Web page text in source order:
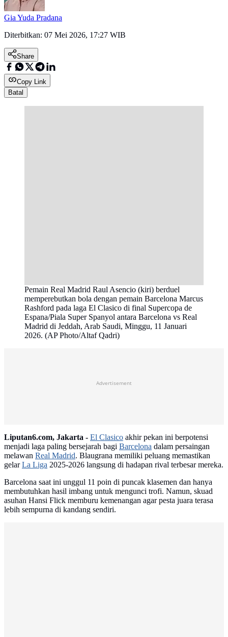
Gia Yuda Pradana
Diterbitkan: 07 Mei 2026, 17:27 WIB
Share
Copy Link
Batal
Pemain Real Madrid Raul Asencio (kiri) berduel
memperebutkan bola dengan pemain Barcelona Marcus
Rashford pada laga El Clasico di final Supercopa de
Espana/Piala Super Spanyol antara Barcelona vs Real
Madrid di Jeddah, Arab Saudi, Minggu, 11 Januari
2026. (AP Photo/Altaf Qadri)
Advertisement
Liputan6.com, Jakarta - El Clasico akhir pekan ini berpotensi
menjadi laga paling bersejarah bagi Barcelona dalam persaingan
melawan Real Madrid. Blaugrana memiliki peluang memastikan
gelarLa Liga 2025-2026 langsung di hadapan rival terbesar mereka.
Barcelona saat ini unggul 11 poin di puncak klasemen dan hanya
membutuhkan hasil imbang untuk mengunci trofi. Namun, skuad
asuhan Hansi Flick memburu kemenangan agar pesta juara terasa
lebih sempurna di kandang sendiri.